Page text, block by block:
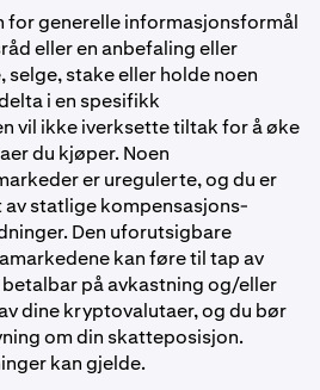
Challenge.
nå.
minst 15 000 VET på spot i
Vi sporer fremgangen din
for generelle informasjonsformål
eller en anbefaling eller
stake eller holde noen
i en spesifikk
vil ikke iverksette tiltak for å øke
du kjøper. Noen
er uregulerte, og du er
statlige kompensasjons-
Den uforutsigbare
kan føre til tap av
på avkastning og/eller
dine kryptovalutaer, og du bør
om din skatteposisjon.
kan gjelde.